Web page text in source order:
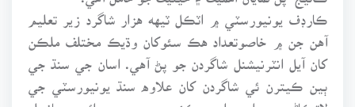
ڪارڊف يونيورسٽي ۾ اٽڪل ٽيهه هزار شاگرد زير تعليم
آهن جن ۾ خاصوتعداد هڪ سئوکان وڌيڪ مختلف ملڪن
کان آيل انٽرنيشنل شاگردن جو پڻ آهي. اسان جي سنڌ جي
ٻين ڪيترن ئي شاگردن کان علاوه سنڌ يونيورسٽي جي
لاڙڪاڻي ۽ دادو وارين ڪئمپسن جو پرووائيس چانسلر